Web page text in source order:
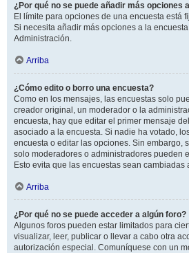
¿Por qué no se puede añadir más opciones
El límite para opciones de una encuesta está
Si necesita añadir más opciones a la
Administración.
Arriba
¿Cómo edito o borro una encuesta?
Como en los mensajes, las encuestas solo
creador original, un moderador o la
encuesta, hay que editar el primer mensaje
asociado a la encuesta. Si nadie ha votado,
encuesta o editar las opciones. Sin embargo,
solo moderadores o administradores pueden
Esto evita que las encuestas sean cambiadas
Arriba
¿Por qué no se puede acceder a algún foro?
Algunos foros pueden estar limitados para
visualizar, leer, publicar o llevar a cabo otra
autorización especial. Comuníquese con un